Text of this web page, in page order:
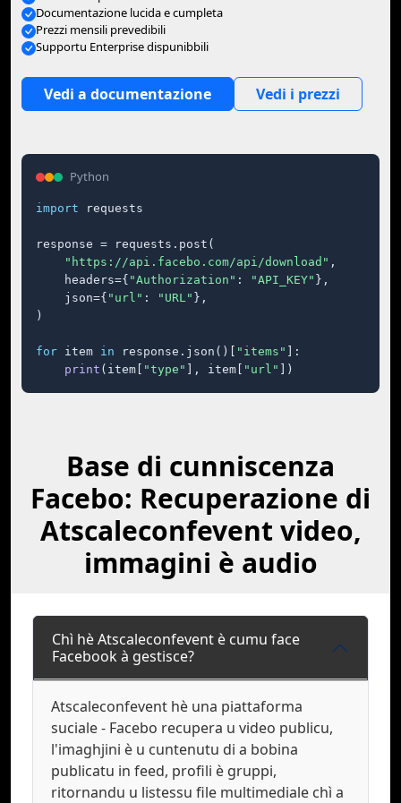
Documentazione lucida e cumpleta
Prezzi mensili prevedibili
Supportu Enterprise dispunibbili
Vedi a documentazione Vedi i prezzi
Python
import requests
response = requests.post(
"https://api.facebo.com/api/download" ,
    headers={
"Authorization" : "API_KEY" },
    json={
"url" : "URL" },
)
for item in response.json()[ "items"
]:
print (item[ "type" ], item[ "url" ])
Base di cunniscenza
Facebo: Recuperazione di
Atscaleconfevent video,
immagini è audio
Chì hè Atscaleconfevent è cumu face
Facebook à gestisce?
Atscaleconfevent hè una piattaforma
suciale - Facebo recupera u video publicu,
l'imaghjini è u cuntenutu di a bobina
publicatu in feed, profili è gruppi,
ritornandu u listessu file multimediale chì a